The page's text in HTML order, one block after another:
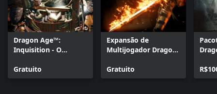
Dragon Age™:
Inquisition - O
Gratuito
Expansão de
Multijogador Dragon
Destruição
Gratuito